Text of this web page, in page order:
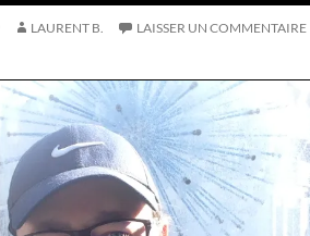
LAURENT B. LAISSER UN COMMENTAIRE